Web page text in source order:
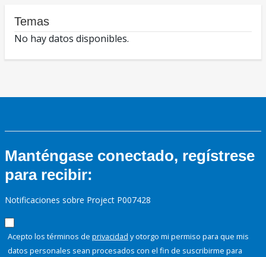
Temas
No hay datos disponibles.
Manténgase conectado, regístrese
para recibir:
Notificaciones sobre Project P007428
Acepto los términos de privacidad y otorgo mi permiso para que mis
datos personales sean procesados con el fin de suscribirme para